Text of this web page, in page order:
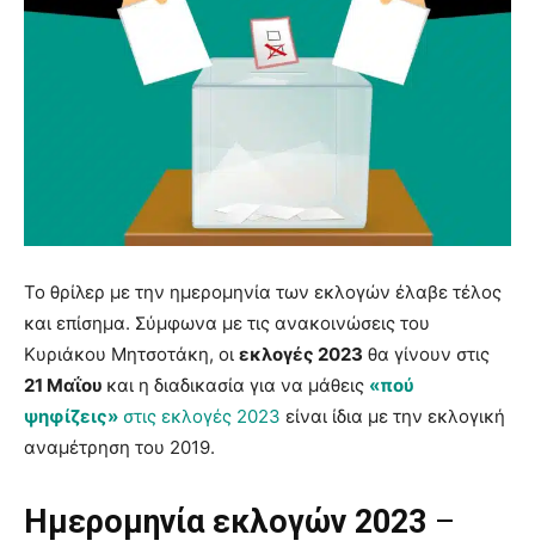
Το θρίλερ με την ημερομηνία των εκλογών έλαβε τέλος
και επίσημα. Σύμφωνα με τις ανακοινώσεις του
Κυριάκου Μητσοτάκη, οι εκλογές 2023 θα γίνουν στις
21 Μαΐου και η διαδικασία για να μάθεις «πού
ψηφίζεις» στις εκλογές 2023 είναι ίδια με την εκλογική
αναμέτρηση του 2019.
Ημερομηνία εκλογών 2023 –